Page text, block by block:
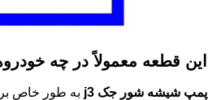
این قطعه معمولاً در چه
پمپ شیشه شور جک j3